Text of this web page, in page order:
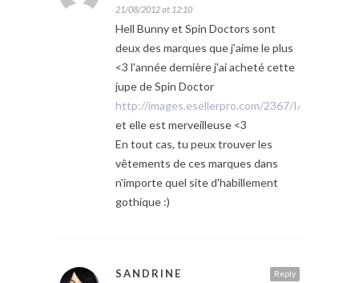
21/08/2012 at 12:10
Hell Bunny et Spin Doctors sont
deux des marques que j’aime le plus
<3 l'année dernière j'ai acheté cette
jupe de Spin Doctor
http://images.esellerpro.com/2367/I/107/31/
et elle est merveilleuse <3
En tout cas, tu peux trouver les
vêtements de ces marques dans
n'importe quel site d'habillement
gothique :)
Reply
SANDRINE